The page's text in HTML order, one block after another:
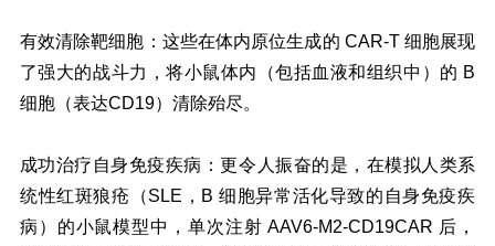
有效清除靶细胞：这些在体内原位生成的 CAR-T 细胞展现
了强大的战斗力，将小鼠体内（包括血液和组织中）的 B
细胞（表达CD19）清除殆尽。
成功治疗自身免疫疾病：更令人振奋的是，在模拟人类系
统性红斑狼疮（SLE，B 细胞异常活化导致的自身免疫疾
病）的小鼠模型中，单次注射 AAV6-M2-CD19CAR 后，